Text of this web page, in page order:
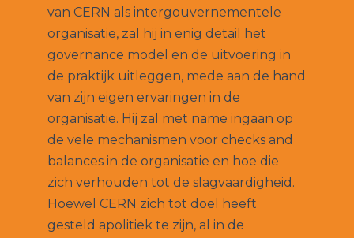
van CERN als intergouvernementele
organisatie, zal hij in enig detail het
governance model en de uitvoering in
de praktijk uitleggen, mede aan de hand
van zijn eigen ervaringen in de
organisatie. Hij zal met name ingaan op
de vele mechanismen voor checks and
balances in de organisatie en hoe die
zich verhouden tot de slagvaardigheid.
Hoewel CERN zich tot doel heeft
gesteld apolitiek te zijn, al in de